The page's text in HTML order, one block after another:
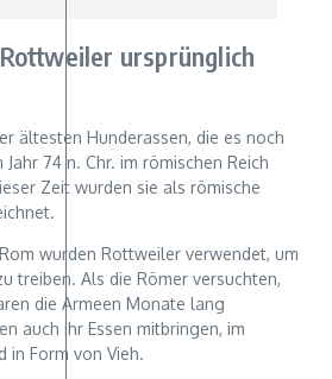
ursprünglich
ältesten Hunderassen, die es noch
74 n. Chr. im römischen Reich
Zeit wurden sie als römische
wurden Rottweiler verwendet, um
treiben. Als die Römer versuchten,
die Armeen Monate lang
auch ihr Essen mitbringen, im
in Form von Vieh.